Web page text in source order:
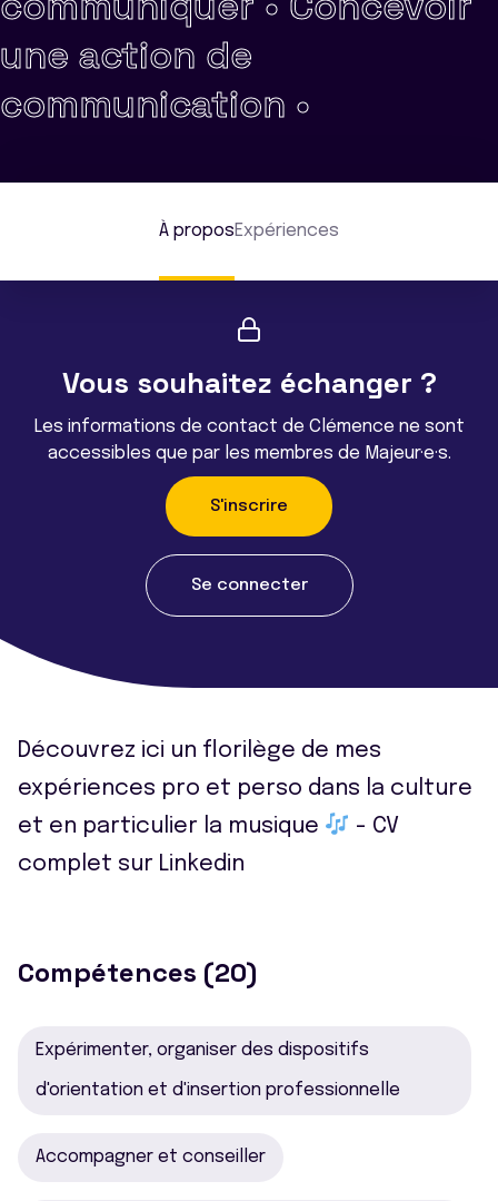
une action de
communication •
À proposExpériences
Vous souhaitez échanger ?
Les informations de contact de Clémence ne sont
accessibles que par les membres de Majeur·e·s.
S'inscrire
Se connecter
Découvrez ici un florilège de mes
expériences pro et perso dans la culture
et en particulier la musique
- CV
complet sur Linkedin
Compétences (20)
Expérimenter, organiser des dispositifs
d'orientation et d'insertion professionnelle
Accompagner et conseiller